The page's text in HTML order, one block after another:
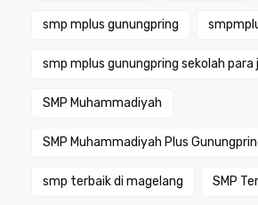
smp mplus gunungpring
smp mplus gunungpring sekolah para
SMP Muhammadiyah
SMP Muhammadiyah Plus
smp terbaik di magelang SMP